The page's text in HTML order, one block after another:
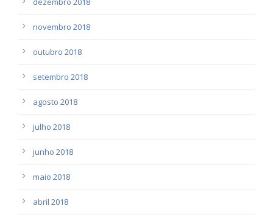
novembro 2018
outubro 2018
setembro 2018
agosto 2018
julho 2018
junho 2018
maio 2018
abril 2018